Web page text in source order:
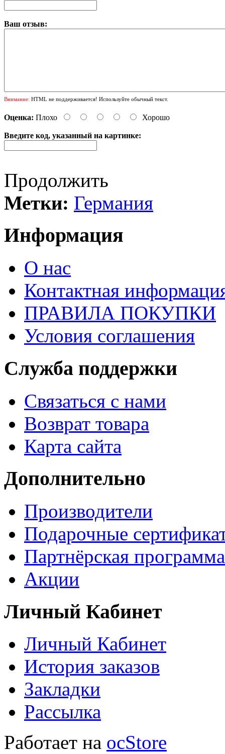
Ваш отзыв:
Внимание: HTML не поддерживается! Используйте обычный текст.
Оценка: Плохо Хорошо
Введите код, указанный на картинке:
Продолжить
Метки: Германия
Информация
О нас
Контактная
ПРАВИЛА ПОКУПКИ
Условия соглашения
Служба поддержки
Связаться с нами
Возврат товара
Карта сайта
Дополнительно
Производители
Подарочные
Партнёрская программа
Акции
Личный Кабинет
Личный Кабинет
История заказов
Закладки
Рассылка
Работает на ocStore